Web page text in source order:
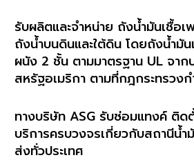
รับผลิตและจำหน่าย ถังน้ำมันเชื้อ
ถังน้ำบนดินและใต้ดิน โดยถังน้ำมั
ผนัง 2 ชั้น ตามมาตรฐาน UL จาก
สหรัฐอเมริกา ตามที่กฎกระทรวง
ทางบริษัท ASG รับซ่อมแทงค์ ติด
บริการครบวงจรเกี่ยวกับสถานีน้
ส่งทั่วประเทศ